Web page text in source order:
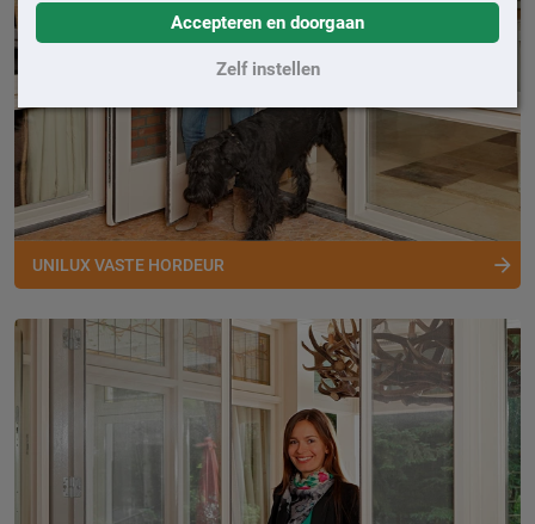
Accepteren en doorgaan
Zelf instellen
UNILUX VASTE HORDEUR